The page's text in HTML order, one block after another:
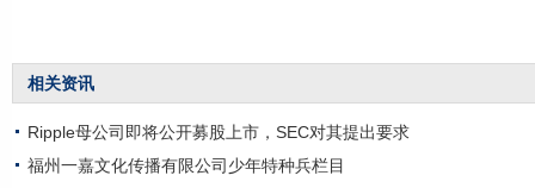
相关资讯
Ripple母公司即将公开募股上市，SEC对其提出要求
福州一嘉文化传播有限公司少年特种兵栏目